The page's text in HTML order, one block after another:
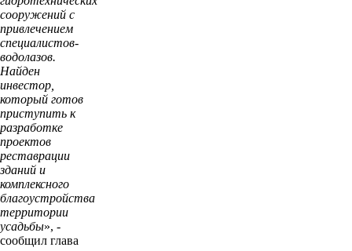
сооружений с
привлечением
специалистов-
водолазов.
Найден
инвестор,
который готов
приступить к
разработке
проектов
реставрации
зданий и
комплексного
благоустройства
территории
усадьбы», -
сообщил глава